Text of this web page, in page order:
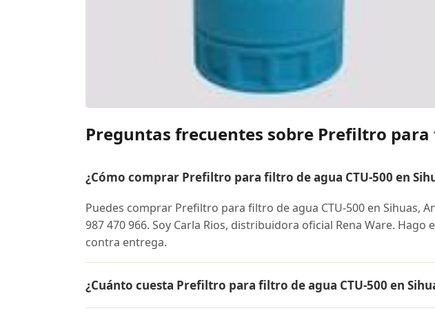
Preguntas frecuentes sobre Prefiltro para
¿Cómo comprar Prefiltro para filtro de agua CTU-500 en
Puedes comprar Prefiltro para filtro de agua CTU-500 en Sihuas,
987 470 966. Soy Carla Rios, distribuidora oficial Rena Ware. Hago
contra entrega.
¿Cuánto cuesta Prefiltro para filtro de agua CTU-500 en